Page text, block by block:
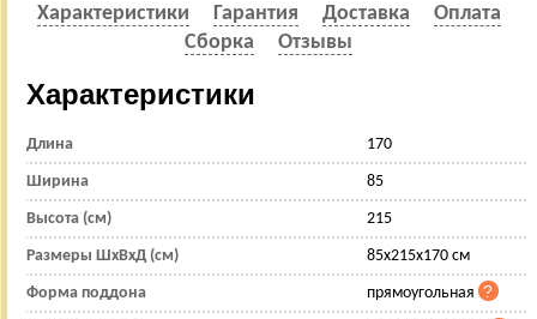
Характеристики Гарантия Доставка
Оплата
Сборка
Отзывы
Характеристики
Длина 170
Ширина 85
Высота (см) 215
Размеры ШхВхД (см) 85x215x170 см
Форма поддона прямоугольная